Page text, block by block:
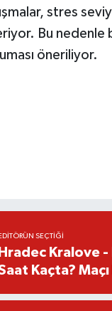
stres
Bu nedenle
öneriliyor.
EDITÖRÜN SEÇTIĞI
Hradec Kralove -
Kaçta?